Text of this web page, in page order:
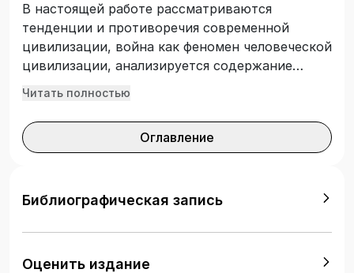
В настоящей работе рассматриваются
тенденции и противоречия современной
цивилизации, война как феномен человеческой
цивилизации, анализируется содержание
понятий «война», «культура войны», новые
условиях - условиях перехода мирового
сообщества от мира международного к миру
системы глобальной стабильности и
условиях новых угроз, особенно в борьбе с
международным терроризмом. Автор
Читать полностью
Оглавление
Библиографическая запись
Оценить издание